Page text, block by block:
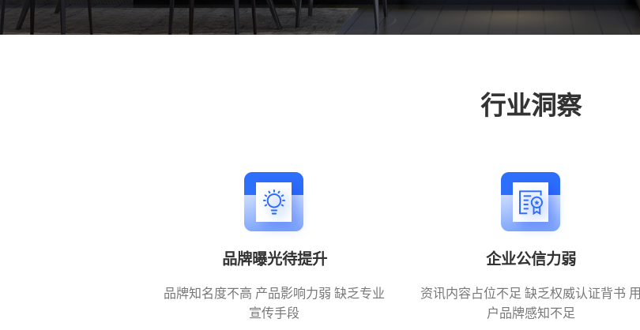
行业洞察
品牌曝光待提升
品牌知名度不高 产品影响力弱 缺乏专业
宣传手段
企业公信力弱
资讯内容占位不足 缺乏权威认证背书 用
户品牌感知不足